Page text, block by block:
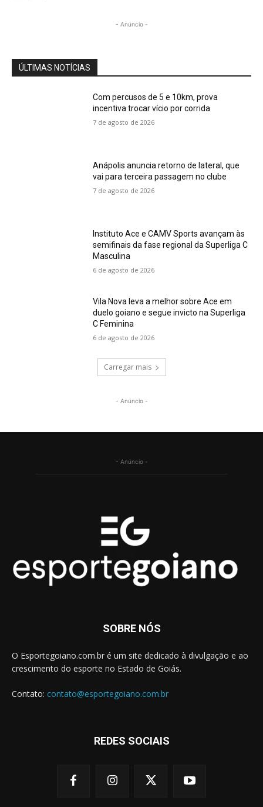
- Anúncio -
ÚLTIMAS NOTÍCIAS
Com percusos de 5 e 10km, prova
incentiva trocar vício por corrida
7 de agosto de 2026
Anápolis anuncia retorno de lateral, que
vai para terceira passagem no clube
7 de agosto de 2026
Instituto Ace e CAMV Sports avançam às
semifinais da fase regional da Superliga C
Masculina
6 de agosto de 2026
Vila Nova leva a melhor sobre Ace em
duelo goiano e segue invicto na Superliga
C Feminina
6 de agosto de 2026
Carregar mais
- Anúncio -
- Anúncio -
SOBRE NÓS
O Esportegoiano.com.br é um site dedicado à divulgação e ao
crescimento do esporte no Estado de Goiás.
Contato: contato@esportegoiano.com.br
REDES SOCIAIS